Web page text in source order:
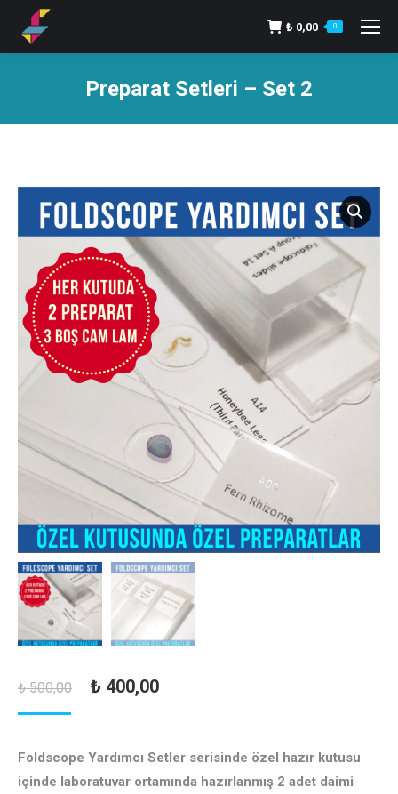
₺ 0,00 0
Preparat Setleri – Set 2
₺500,00
Orijinal
₺ 400,00Şu
₺ 400,00.
Foldscope Yardımcı Setler serisinde özel hazır kutusu
içinde laboratuvar ortamında hazırlanmış 2 adet daimi